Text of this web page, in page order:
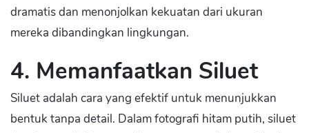
dramatis dan menonjolkan kekuatan dari ukuran
mereka dibandingkan lingkungan.
4. Memanfaatkan Siluet
Siluet adalah cara yang efektif untuk menunjukkan
bentuk tanpa detail. Dalam fotografi hitam putih, siluet